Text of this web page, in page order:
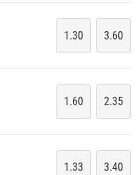
1.30 3.60
1.60 2.35
1.33 3.40